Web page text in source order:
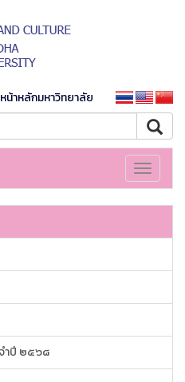
หน้าหลักมหาวิทยาลัย
Toggle
ำปี ๒๕๖๘